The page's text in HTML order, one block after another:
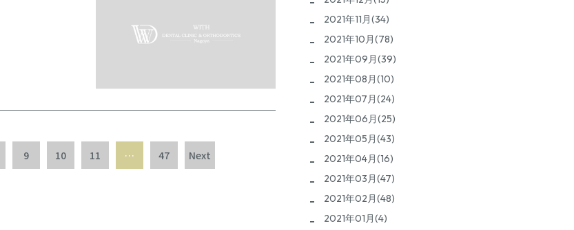
9 10 11 … 47 Next
2021年11月(34)
2021年10月(78)
2021年09月(39)
2021年08月(10)
2021年07月(24)
2021年06月(25)
2021年05月(43)
2021年04月(16)
2021年03月(47)
2021年02月(48)
2021年01月(4)